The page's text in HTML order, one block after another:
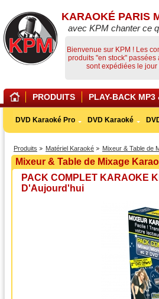
Produits Matériel Karaoké Mixeur & Table de
Mixeur & Table de Mixage
PACK COMPLET KARAOKE
D'Aujourd'hui
KARAOKÉ PARIS
avec KPM chanter ce
Bienvenue sur KPM ! Les
produits "en stock" passées
sont expédiées le jour
PRODUITS PLAY-BACK MP3
DVD Karaoké Pro DVD Karaoké